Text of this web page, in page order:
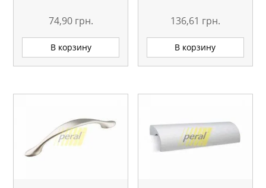
74,90 грн.
В корзину
136,61 грн.
В корзину